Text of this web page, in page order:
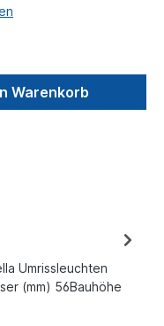
Warenkorb
Umrissleuchten
(mm) 56Bauhöhe